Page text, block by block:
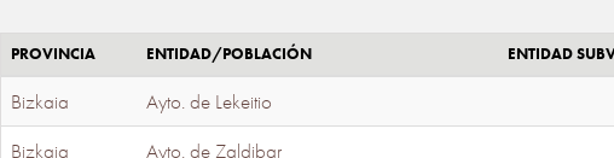
PROVINCIA ENTIDAD/POBLACIÓN ENTIDAD
Bizkaia Ayto. de Lekeitio
Bizkaia
Ayto. de Zaldibar